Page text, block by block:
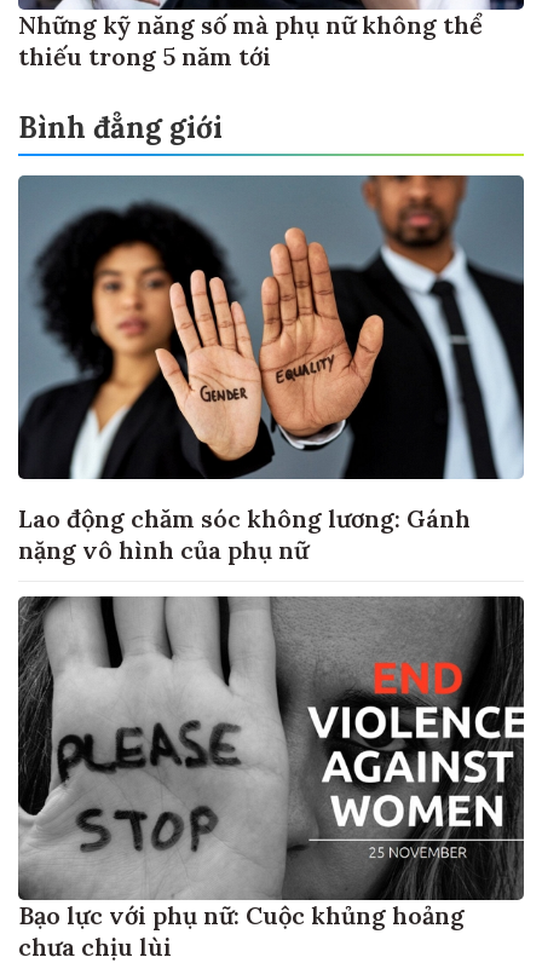
Những kỹ năng số mà phụ nữ không thể
thiếu trong 5 năm tới
Bình đẳng giới
Lao động chăm sóc không lương: Gánh
nặng vô hình của phụ nữ
Bạo lực với phụ nữ: Cuộc khủng hoảng
chưa chịu lùi